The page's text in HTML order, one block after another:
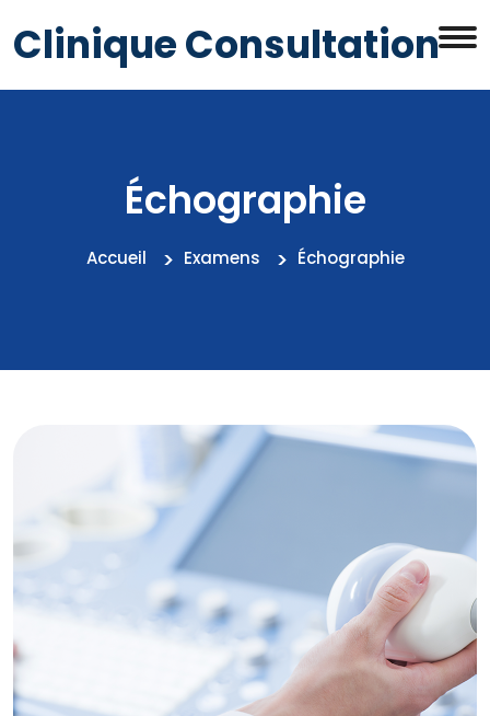
Clinique Consultation
Échographie
Accueil Examens Échographie